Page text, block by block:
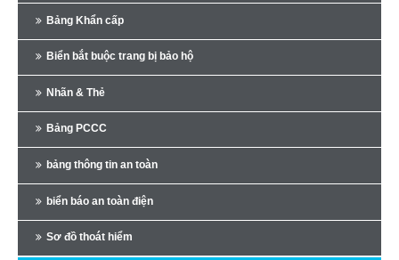
Bảng Khẩn cấp
Biển bắt buộc trang bị bảo hộ
Nhãn & Thẻ
Bảng PCCC
bảng thông tin an toàn
biển báo an toàn điện
Sơ đồ thoát hiểm